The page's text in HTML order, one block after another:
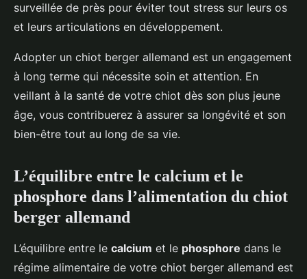
surveillée de près pour éviter tout stress sur leurs os
et leurs articulations en développement.
Adopter un chiot berger allemand est un engagement
à long terme qui nécessite soin et attention. En
veillant à la santé de votre chiot dès son plus jeune
âge, vous contribuerez à assurer sa longévité et son
bien-être tout au long de sa vie.
L’équilibre entre le calcium et le
phosphore dans l’alimentation du chiot
berger allemand
L’équilibre entre le calcium et le phosphore dans le
régime alimentaire de votre chiot berger allemand est